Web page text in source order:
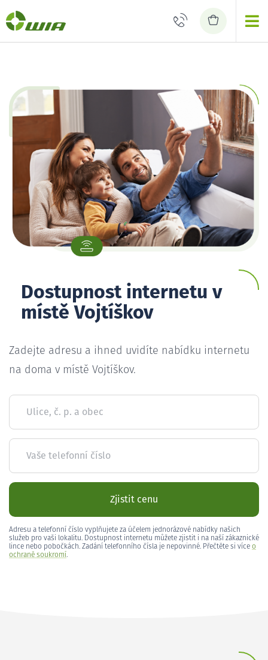
Dostupnost internetu v
místě Vojtíškov
Zadejte adresu a ihned uvidíte nabídku internetu
na doma v místě Vojtíškov.
Ulice, č. p. a obec
Vaše telefonní číslo
Zjistit cenu
Adresu a telefonní číslo vyplňujete za účelem jednorázové nabídky našich
služeb pro vaši lokalitu. Dostupnost internetu můžete zjistit i na naší zákaznické
lince nebo pobočkách. Zadání telefonního čísla je nepovinné. Přečtěte si více o
ochraně soukromí.